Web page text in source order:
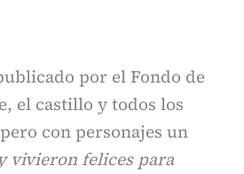
por el Fondo de
el castillo y todos los
con personajes un
vivieron felices para